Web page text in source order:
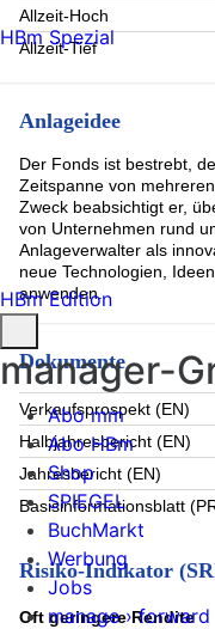
NETFLIX
Amphenol
Roper
Anta
Rest
Allzeit-Hoch
Allzeit-Tief
Anlageidee
Der Fonds ist bestrebt,
Zeitspanne von
Zweck beabsichtigt er,
von Unternehmen rund
Anlageverwalter als
neue Technologien,
anwenden.
Dokumente
Verkaufsprospekt (EN)
Halbjahresbericht (EN)
Jahresbericht (EN)
Basisinformationsblatt
Risiko-Indikator
Oft geringere Rendite
HBm Spezial
HBm Edition
manager-
Abo mm
Abo HBm
Shop
SPIEGEL
BuchMarkt
Werbung
Jobs
manage › forward